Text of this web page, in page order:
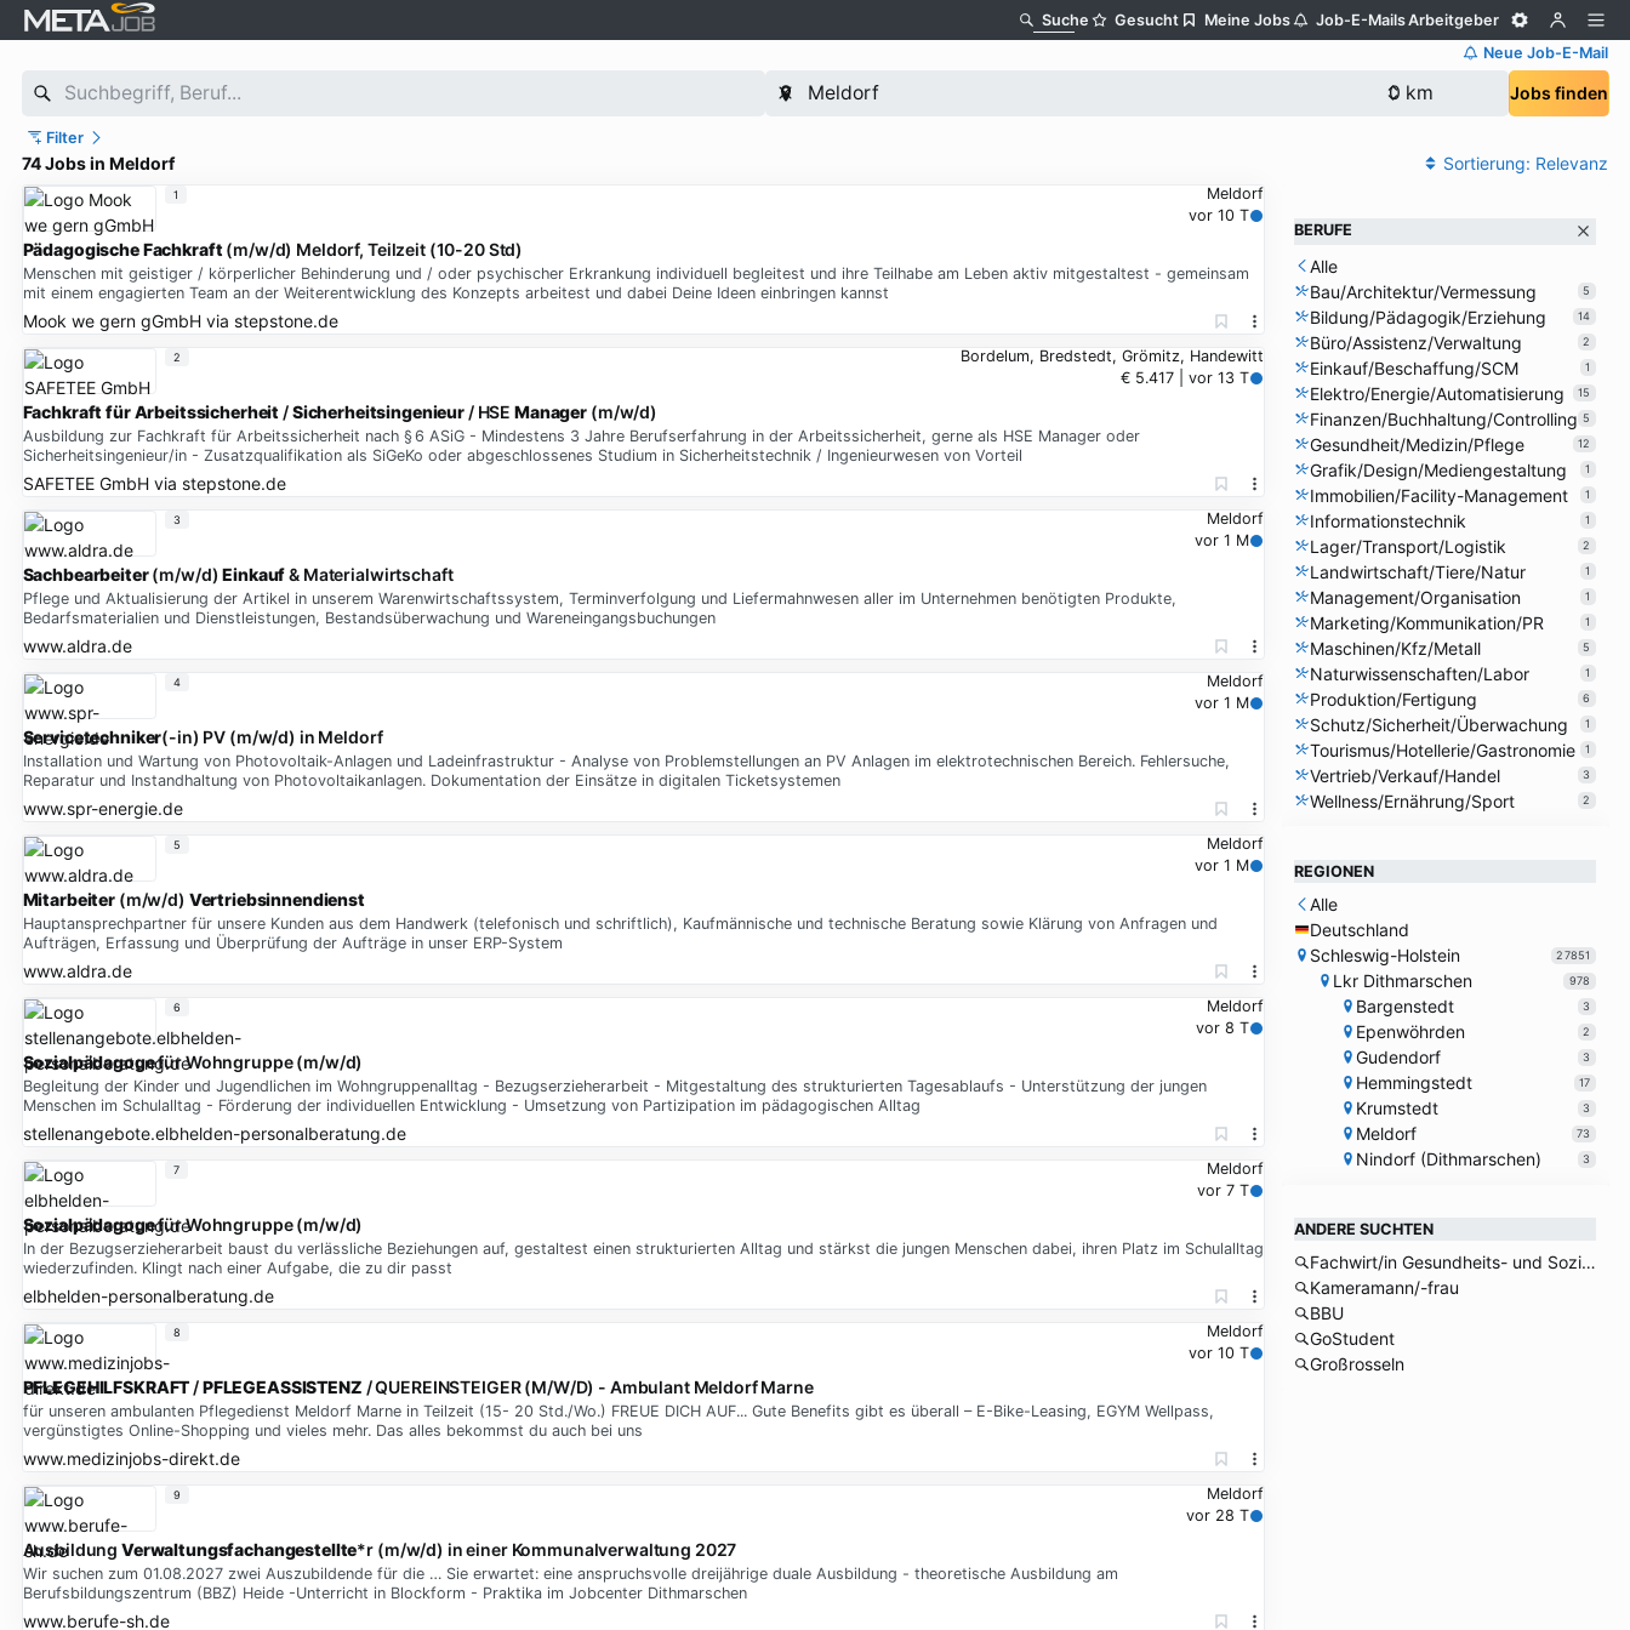
Suche Gesucht Meine Jobs Job-E-MailsArbeitgeber
Neue Job-E-Mail
Jobs finden
Filter
74 Jobs in Meldorf Sortierung: Relevanz
Meldorf
vor 10 T
PädagogischeFachkraft (m/w/d) Meldorf, Teilzeit (10-20 Std)
Menschen mit geistiger / körperlicher Behinderung und / oder psychischer Erkrankung individuell begleitest und ihre Teilhabe am Leben aktiv mitgestaltest - gemeinsam
mit einem engagierten Team an der Weiterentwicklung des Konzepts arbeitest und dabei Deine Ideen einbringen kannst
Mook we gern gGmbHvia stepstone.de
1
Bordelum, Bredstedt, Grömitz, Handewitt
€ 5.417 | vor 13 T
Fachkraft fürArbeitssicherheit /Sicherheitsingenieur / HSEManager (m/w/d)
Ausbildung zur Fachkraft für Arbeitssicherheit nach § 6 ASiG - Mindestens 3 Jahre Berufserfahrung in der Arbeitssicherheit, gerne als HSE Manager oder
Sicherheitsingenieur/in - Zusatzqualifikation als SiGeKo oder abgeschlossenes Studium in Sicherheitstechnik / Ingenieurwesen von Vorteil
SAFETEE GmbHvia stepstone.de
2
Meldorf
vor 1 M
Sachbearbeiter(m/w/d)Einkauf& Materialwirtschaft
Pflege und Aktualisierung der Artikel in unserem Warenwirtschaftssystem, Terminverfolgung und Liefermahnwesen aller im Unternehmen benötigten Produkte,
Bedarfsmaterialien und Dienstleistungen, Bestandsüberwachung und Wareneingangsbuchungen
www.aldra.de
3
Meldorf
vor 1 M
Servicetechniker(-in) PV (m/w/d) in Meldorf
Installation und Wartung von Photovoltaik-Anlagen und Ladeinfrastruktur - Analyse von Problemstellungen an PV Anlagen im elektrotechnischen Bereich. Fehlersuche,
Reparatur und Instandhaltung von Photovoltaikanlagen. Dokumentation der Einsätze in digitalen Ticketsystemen
www.spr-energie.de
4
Meldorf
vor 1 M
Mitarbeiter(m/w/d) Vertriebsinnendienst
Hauptansprechpartner für unsere Kunden aus dem Handwerk (telefonisch und schriftlich), Kaufmännische und technische Beratung sowie Klärung von Anfragen und
Aufträgen, Erfassung und Überprüfung der Aufträge in unser ERP-System
www.aldra.de
5
Meldorf
vor 8 T
Sozialpädagogefür Wohngruppe (m/w/d)
Begleitung der Kinder und Jugendlichen im Wohngruppenalltag - Bezugserzieherarbeit - Mitgestaltung des strukturierten Tagesablaufs - Unterstützung der jungen
Menschen im Schulalltag - Förderung der individuellen Entwicklung - Umsetzung von Partizipation im pädagogischen Alltag
stellenangebote.elbhelden-personalberatung.de
6
Meldorf
vor 7 T
Sozialpädagogefür Wohngruppe (m/w/d)
In der Bezugserzieherarbeit baust du verlässliche Beziehungen auf, gestaltest einen strukturierten Alltag und stärkst die jungen Menschen dabei, ihren Platz im Schulalltag
wiederzufinden. Klingt nach einer Aufgabe, die zu dir passt
elbhelden-personalberatung.de
7
Meldorf
vor 10 T
PFLEGEHILFSKRAFT /PFLEGEASSISTENZ / QUEREINSTEIGER (M/W/D) - Ambulant Meldorf Marne
für unseren ambulanten Pflegedienst Meldorf Marne in Teilzeit (15- 20 Std./Wo.) FREUE DICH AUF... Gute Benefits gibt es überall – E-Bike-Leasing, EGYM Wellpass,
vergünstigtes Online-Shopping und vieles mehr. Das alles bekommst du auch bei uns
www.medizinjobs-direkt.de
8
Meldorf
vor 28 T
Ausbildung Verwaltungsfachangestellte*r (m/w/d) in einer Kommunalverwaltung 2027
Wir suchen zum 01.08.2027 zwei Auszubildende für die … Sie erwartet: eine anspruchsvolle dreijährige duale Ausbildung - theoretische Ausbildung am
Berufsbildungszentrum (BBZ) Heide -Unterricht in Blockform - Praktika im Jobcenter Dithmarschen
www.berufe-sh.de
9
BERUFE
Alle
Bau/Architektur/Vermessung
5
Bildung/Pädagogik/Erziehung 14
Büro/Assistenz/Verwaltung 2
Einkauf/Beschaffung/SCM 1
Elektro/Energie/Automatisierung 15
Finanzen/Buchhaltung/Controlling 5
Gesundheit/Medizin/Pflege 12
Grafik/Design/Mediengestaltung 1
Immobilien/Facility-Management 1
Informationstechnik 1
Lager/Transport/Logistik 2
Landwirtschaft/Tiere/Natur 1
Management/Organisation 1
Marketing/Kommunikation/PR 1
Maschinen/Kfz/Metall 5
Naturwissenschaften/Labor 1
Produktion/Fertigung 6
Schutz/Sicherheit/Überwachung 1
Tourismus/Hotellerie/Gastronomie 1
Vertrieb/Verkauf/Handel 3
Wellness/Ernährung/Sport 2
REGIONEN
Alle
Deutschland
Schleswig-Holstein
27851
Lkr Dithmarschen 978
Bargenstedt 3
Epenwöhrden 2
Gudendorf 3
Hemmingstedt 17
Krumstedt 3
Meldorf 73
Nindorf (Dithmarschen) 3
ANDERE SUCHTEN
Fachwirt/in Gesundheits- und Sozialwesen
Kameramann/-frau
BBU
GoStudent
Großrosseln